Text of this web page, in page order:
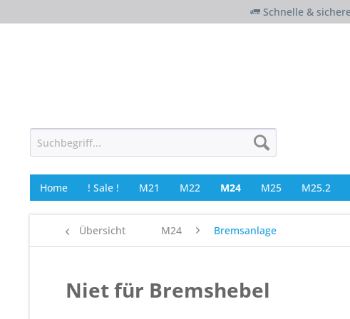
Schnelle &
Home ! Sale ! M21 M22 M24 M25 M25.2
Übersicht M24 Bremsanlage
Niet für Bremshebel